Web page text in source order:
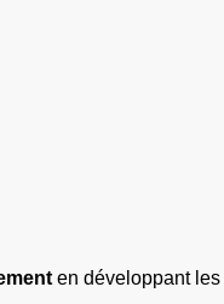
en développant